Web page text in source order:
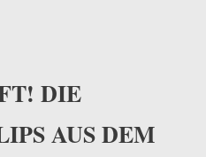
DIE
AUS DEM